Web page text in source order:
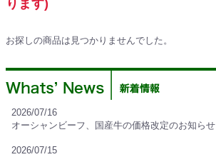
ります)
お探しの商品は見つかりませんでした。
2026/07/16
オーシャンビーフ、国産牛の価格改定のお知らせ
2026/07/15